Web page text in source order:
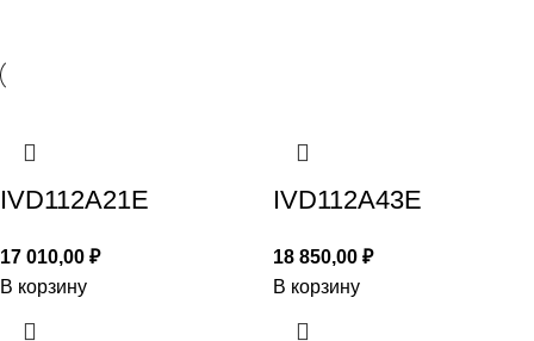
IVD112A21E
17 010,00 ₽
В корзину
IVD112A43E
18 850,00 ₽
В корзину